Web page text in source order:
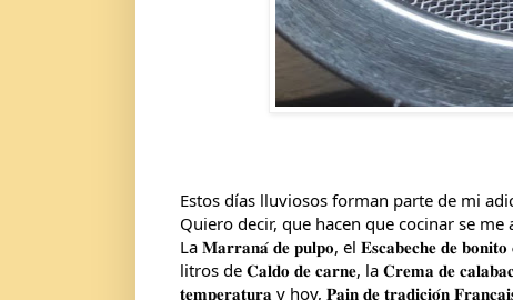
Estos días lluviosos forman parte de mi
Quiero decir, que hacen que cocinar se me
La 𝐌𝐚𝐫𝐫𝐚𝐧𝐚́ 𝐝𝐞 𝐩𝐮𝐥𝐩𝐨, el 𝐄𝐬𝐜𝐚𝐛𝐞𝐜𝐡𝐞 𝐝𝐞
litros de 𝐂𝐚𝐥𝐝𝐨 𝐝𝐞 𝐜𝐚𝐫𝐧𝐞, la 𝐂𝐫𝐞𝐦𝐚 𝐝𝐞
𝐭𝐞𝐦𝐩𝐞𝐫𝐚𝐭𝐮𝐫𝐚 y hoy, 𝐏𝐚𝐢𝐧 𝐝𝐞 𝐭𝐫𝐚𝐝𝐢𝐜𝐢𝐨́𝐧